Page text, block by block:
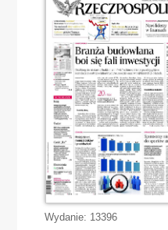
Wydanie: 13396